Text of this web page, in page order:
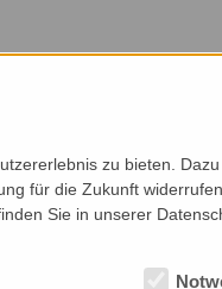
zu bieten.
für die Zukunft
Sie in unserer